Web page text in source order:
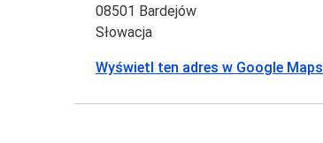
08501 Bardejów
Słowacja
Wyświetl ten adres w Google Maps